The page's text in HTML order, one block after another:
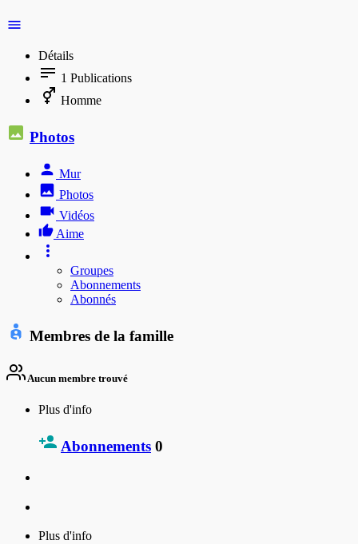
Détails
1 Publications
Homme
Photos
Mur
Photos
Vidéos
Aime
Groupes
Abonnements
Abonnés
Membres de la famille
Aucun membre trouvé
Plus d'info
Abonnements 0
Plus d'info